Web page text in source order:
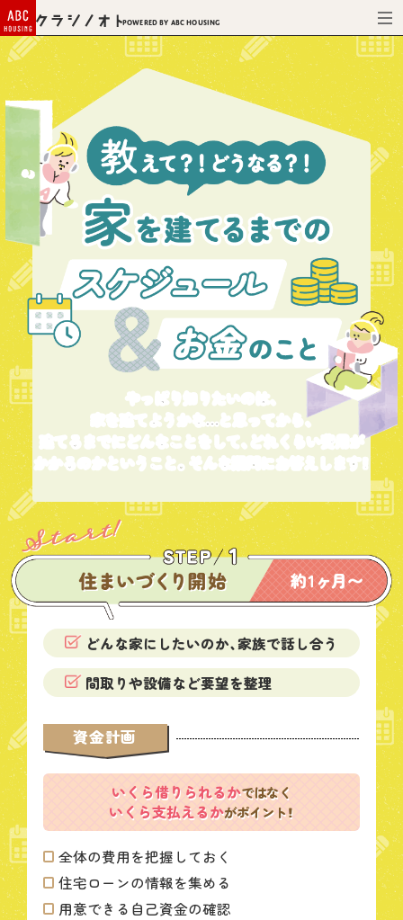
Powered by ABC HOUSING
やっぱり知りたいのは、
家を建てようかな…と思ってから、
建てるまでにどんなことをして、どれくらい費用が
かかるのかということ。そんな疑問にお答えします！
どんな家にしたいのか、家族で話し合う
間取りや設備など要望を整理
資金計画
いくら借りられるかではなく
いくら支払えるかがポイント！
全体の費用を把握しておく
住宅ローンの情報を集める
用意できる自己資金の確認